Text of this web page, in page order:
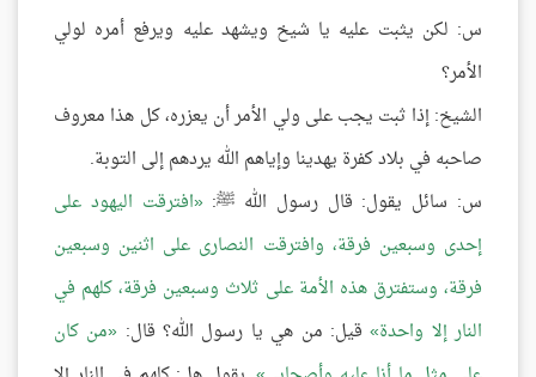
س: لكن يثبت عليه يا شيخ ويشهد عليه ويرفع أمره لولي
الأمر؟
الشيخ: إذا ثبت يجب على ولي الأمر أن يعزره، كل هذا معروف
صاحبه في بلاد كفرة يهدينا وإياهم الله يردهم إلى التوبة.
س: سائل يقول: قال رسول الله ﷺ: افترقت اليهود على
إحدى وسبعين فرقة، وافترقت النصارى على اثنين وسبعين
فرقة، وستفترق هذه الأمة على ثلاث وسبعين فرقة، كلهم في
النار إلا واحدة قيل: من هي يا رسول الله؟ قال: من كان